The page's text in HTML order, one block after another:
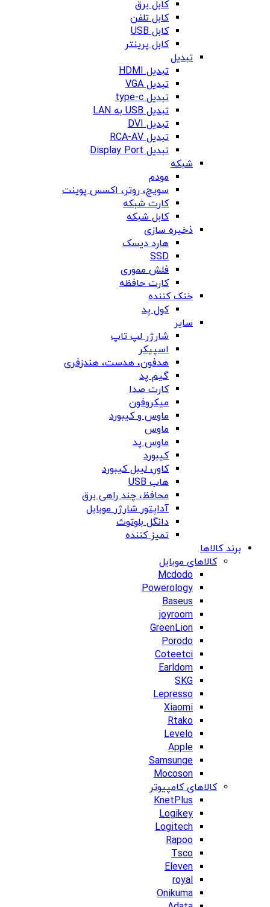
کابل برق
کابل تلفن
کابل USB
کابل پرینتر
تبدیل
تبدیل HDMI
تبدیل VGA
تبدیل type-c
تبدیل USB به LAN
تبدیل DVI
تبدیل RCA-AV
تبدیل Display Port
شبکه
مودم
سویچ، روتر، اکسس پوینت
کارت شبکه
کابل شبکه
ذخیره سازی
هارد دیسک
SSD
فلش مموری
کارت حافظه
خنک کننده
کول پد
سایر
شارژر لپ تاپ
اسپیکر
هدفون، هدست، هندزفری
گیم پد
کارت صدا
میکروفون
ماوس و کیبورد
ماوس
ماوس پد
کیبورد
کاور، لیبل کیبورد
هاب USB
محافظ، چند راهی برق
آداپتور شارژر موبایل
دانگل بلوتوث
تمیز کننده
برند کالاها
کالاهای موبایل
Mcdodo
Powerology
Baseus
joyroom
GreenLion
Porodo
Coteetci
Earldom
SKG
Lepresso
Xiaomi
Rtako
Levelo
Apple
Samsunge
Mocoson
کالاهای کامپیوتر
KnetPlus
Logikey
Logitech
Rapoo
Tsco
Eleven
royal
Onikuma